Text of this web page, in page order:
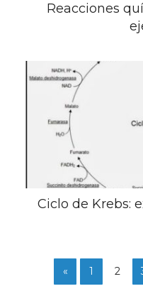
Reacciones
Ciclo de Krebs:
« 1 2